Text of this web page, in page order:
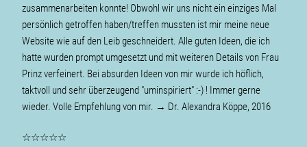
zusammenarbeiten konnte! Obwohl wir uns nicht ein einziges Mal
persönlich getroffen haben/treffen mussten ist mir meine neue
Website wie auf den Leib geschneidert. Alle guten Ideen, die ich
hatte wurden prompt umgesetzt und mit weiteren Details von Frau
Prinz verfeinert. Bei absurden Ideen von mir wurde ich höflich,
taktvoll und sehr überzeugend "uminspiriert" :-) ! Immer gerne
wieder. Volle Empfehlung von mir. → Dr. Alexandra Köppe, 2016
☆☆☆☆☆